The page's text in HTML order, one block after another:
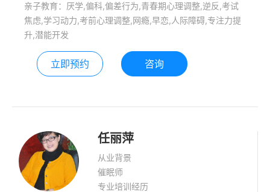
亲子教育：厌学,偏科,偏差行为,青春期心理调整,逆反,考试
焦虑,学习动力,考前心理调整,网瘾,早恋,人际障碍,专注力提
升,潜能开发
立即预约 咨询
任丽萍
从业背景
催眠师
专业培训经历